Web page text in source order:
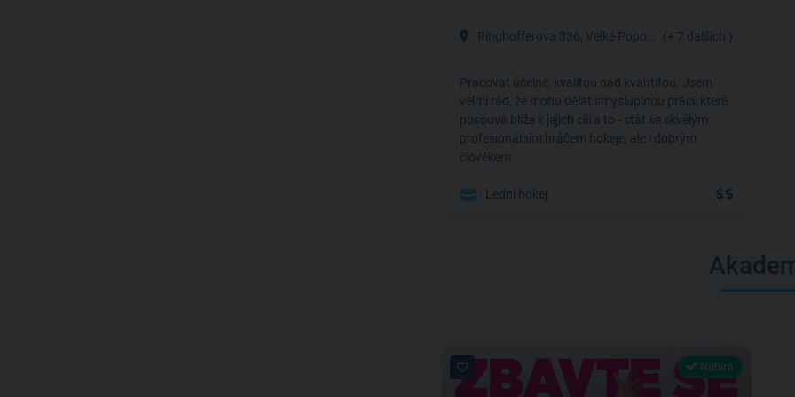
Ringhofferova 336, Velké Popovice (+ 7 dalších )
Pracovat účelně, kvalitou nad kvantitou. Jsem
velmi rád, že mohu dělat smysluplnou práci, která
posouvá blíže k jejich cíli a to - stát se skvělým
profesionálním hráčem hokeje, ale i dobrým
člověkem.
Lední hokej
Nabírá